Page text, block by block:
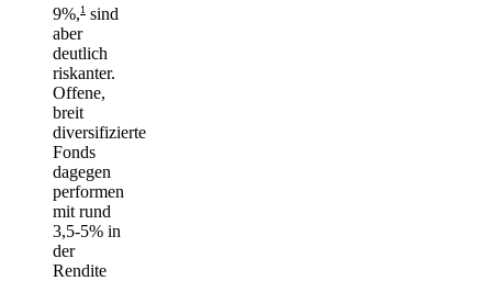
9%,1 sind
aber
deutlich
riskanter.
Offene,
breit
diversifizierte
Fonds
dagegen
performen
mit rund
3,5-5% in
der
Rendite